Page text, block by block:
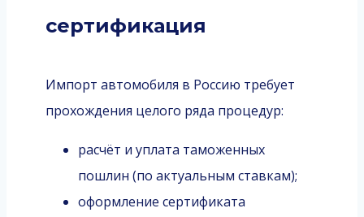
сертификация
Импорт автомобиля в Россию требует
прохождения целого ряда процедур:
расчёт и уплата таможенных
пошлин (по актуальным ставкам);
оформление сертификата